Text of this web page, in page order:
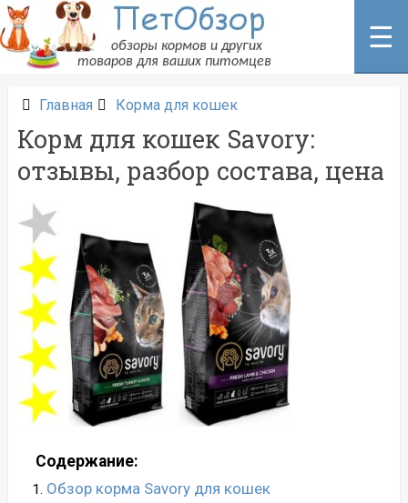
Перейти
к
содержанию
☰
Главная Корма для кошек
Корм для кошек Savory:
отзывы, разбор состава, цена
Содержание:
Обзор корма Savory для кошек